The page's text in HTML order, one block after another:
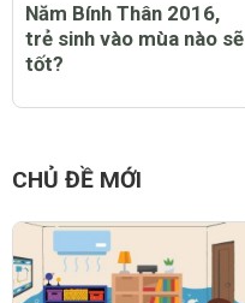
trong 3 tháng đầu